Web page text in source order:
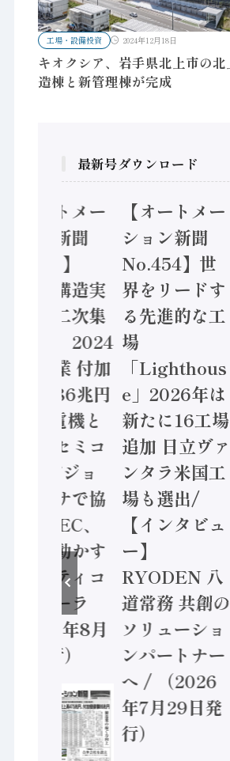
工場・設備投資 2024年12月18日
キオクシア、岩手県北上市の
造棟と新管理棟が完成
最新号ダウンロード
【オートメー
ション新聞
No.455】
「経済構造実
態調査二次集
計結果」2024
年製造業 付加
価値額86兆円
/ 三菱電機と
ソニーセミコ
ン AIビジョ
ンセンサで協
業 / IDEC、
安全に動かす
セーフティコ
ントローラ
（2026年8月
5日発行）
【オートメー
ション新聞
No.454】世
界をリードす
る先進的な工
場
「Lighthous
e」2026年は
新たに16工場
追加 日立ヴァ
ンタラ米国工
場も選出/
【インタビュ
ー】
RYODEN 八
道常務 共創の
ソリューショ
ンパートナー
へ / （2026
年7月29日発
行）